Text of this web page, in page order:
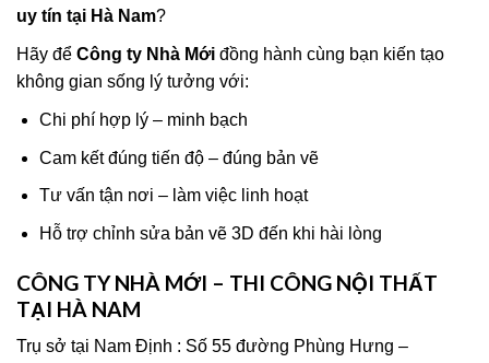
uy tín tại Hà Nam?
Hãy để Công ty Nhà Mới đồng hành cùng bạn kiến tạo
không gian sống lý tưởng với:
Chi phí hợp lý – minh bạch
Cam kết đúng tiến độ – đúng bản vẽ
Tư vấn tận nơi – làm việc linh hoạt
Hỗ trợ chỉnh sửa bản vẽ 3D đến khi hài lòng
CÔNG TY NHÀ MỚI – THI CÔNG NỘI THẤT
TẠI HÀ NAM
Trụ sở tại Nam Định : Số 55 đường Phùng Hưng –